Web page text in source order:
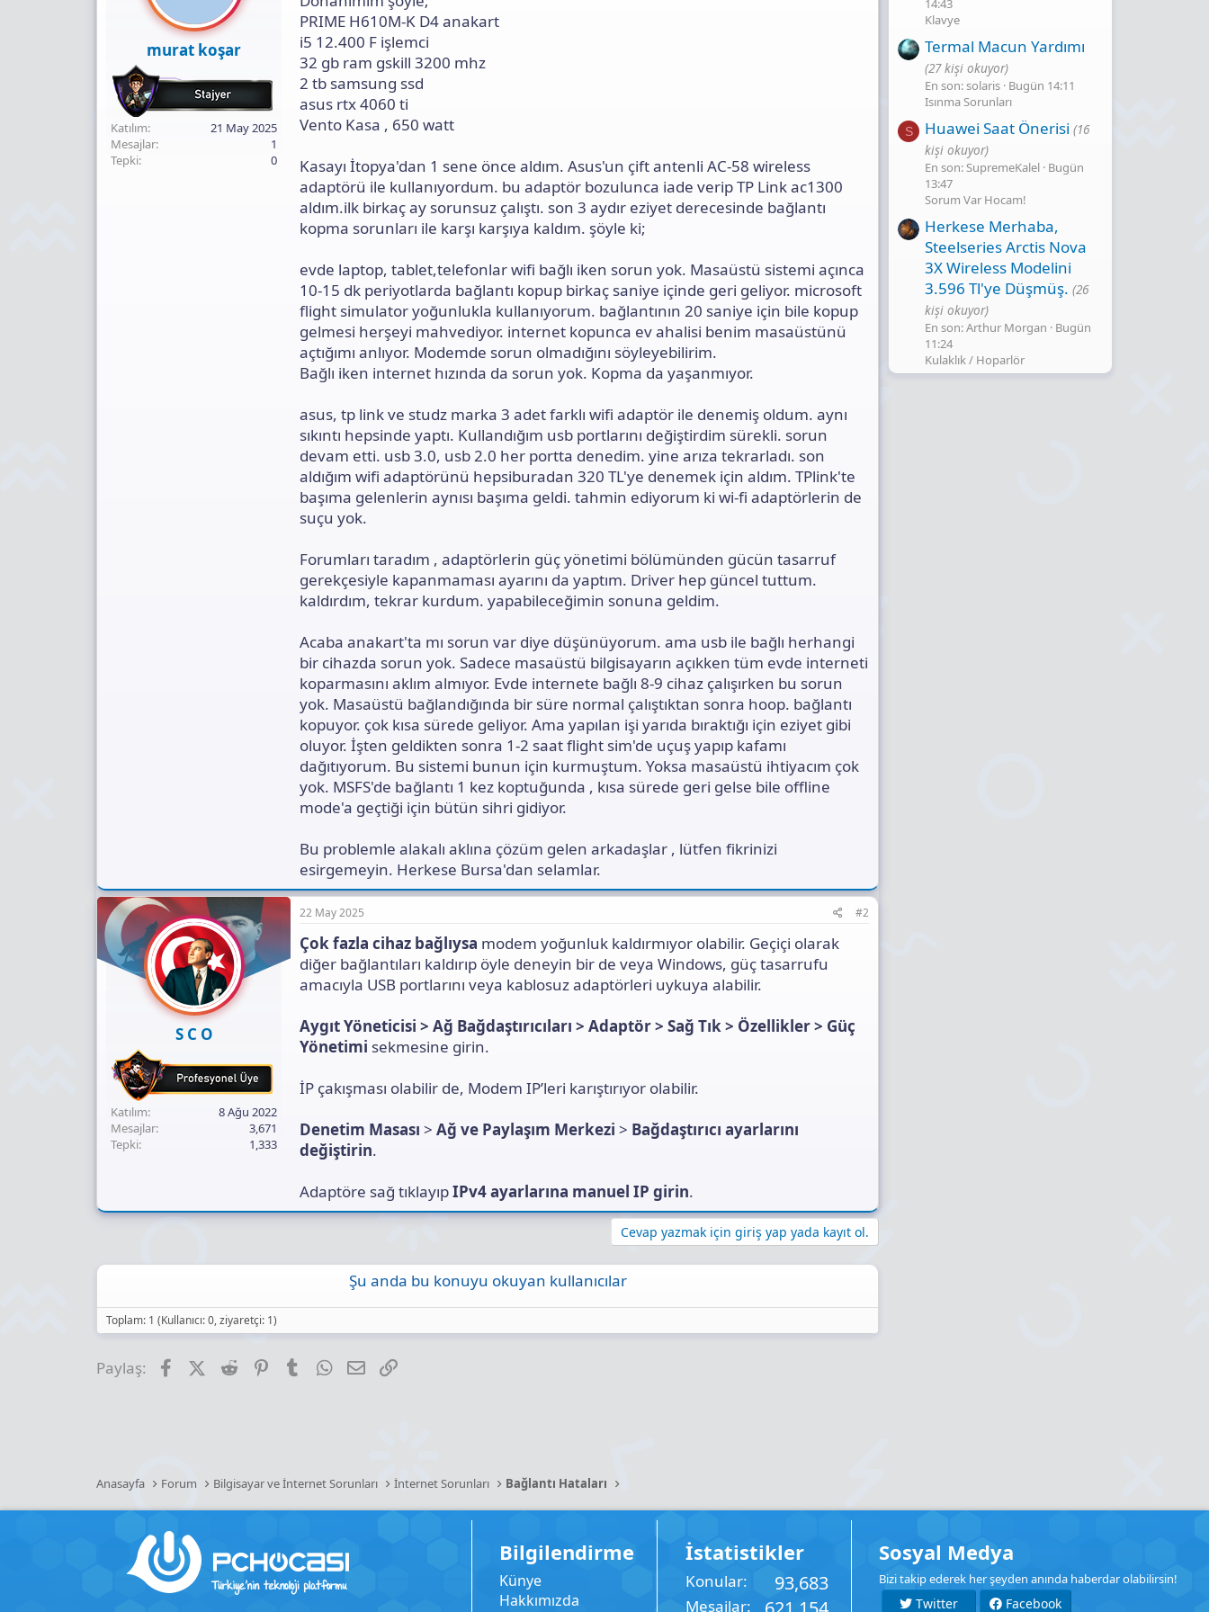
l
murat koşar
Katılım
21 May 2025
Mesajlar
1
Tepki
0
PRIME H610M-K D4 anakart
i5 12.400 F işlemci
32 gb ram gskill 3200 mhz
2 tb samsung ssd
asus rtx 4060 ti
Vento Kasa , 650 watt
Kasayı İtopya'dan 1 sene önce aldım. Asus'un çift antenli AC-58 wireless
adaptörü ile kullanıyordum. bu adaptör bozulunca iade verip TP Link ac1300
aldım.ilk birkaç ay sorunsuz çalıştı. son 3 aydır eziyet derecesinde bağlantı
kopma sorunları ile karşı karşıya kaldım. şöyle ki;
evde laptop, tablet,telefonlar wifi bağlı iken sorun yok. Masaüstü sistemi açınca
10-15 dk periyotlarda bağlantı kopup birkaç saniye içinde geri geliyor. microsoft
flight simulator yoğunlukla kullanıyorum. bağlantının 20 saniye için bile kopup
gelmesi herşeyi mahvediyor. internet kopunca ev ahalisi benim masaüstünü
açtığımı anlıyor. Modemde sorun olmadığını söyleyebilirim.
Bağlı iken internet hızında da sorun yok. Kopma da yaşanmıyor.
asus, tp link ve studz marka 3 adet farklı wifi adaptör ile denemiş oldum. aynı
sıkıntı hepsinde yaptı. Kullandığım usb portlarını değiştirdim sürekli. sorun
devam etti. usb 3.0, usb 2.0 her portta denedim. yine arıza tekrarladı. son
aldığım wifi adaptörünü hepsiburadan 320 TL'ye denemek için aldım. TPlink'te
başıma gelenlerin aynısı başıma geldi. tahmin ediyorum ki wi-fi adaptörlerin de
suçu yok.
Forumları taradım , adaptörlerin güç yönetimi bölümünden gücün tasarruf
gerekçesiyle kapanmaması ayarını da yaptım. Driver hep güncel tuttum.
kaldırdım, tekrar kurdum. yapabileceğimin sonuna geldim.
Acaba anakart'ta mı sorun var diye düşünüyorum. ama usb ile bağlı herhangi
bir cihazda sorun yok. Sadece masaüstü bilgisayarın açıkken tüm evde interneti
koparmasını aklım almıyor. Evde internete bağlı 8-9 cihaz çalışırken bu sorun
yok. Masaüstü bağlandığında bir süre normal çalıştıktan sonra hoop. bağlantı
kopuyor. çok kısa sürede geliyor. Ama yapılan işi yarıda bıraktığı için eziyet gibi
oluyor. İşten geldikten sonra 1-2 saat flight sim'de uçuş yapıp kafamı
dağıtıyorum. Bu sistemi bunun için kurmuştum. Yoksa masaüstü ihtiyacım çok
yok. MSFS'de bağlantı 1 kez koptuğunda , kısa sürede geri gelse bile offline
mode'a geçtiği için bütün sihri gidiyor.
Bu problemle alakalı aklına çözüm gelen arkadaşlar , lütfen fikrinizi
esirgemeyin. Herkese Bursa'dan selamlar.
S C O
Katılım
8 Ağu 2022
Mesajlar
3,671
Tepki
1,333
22 May 2025 #2
Çok fazla cihaz bağlıysa modem yoğunluk kaldırmıyor olabilir. Geçiçi olarak
diğer bağlantıları kaldırıp öyle deneyin bir de veya Windows, güç tasarrufu
amacıyla USB portlarını veya kablosuz adaptörleri uykuya alabilir.
Aygıt Yöneticisi > Ağ Bağdaştırıcıları > Adaptör > Sağ Tık > Özellikler > Güç
Yönetimi sekmesine girin.
İP çakışması olabilir de, Modem IP’leri karıştırıyor olabilir.
Denetim Masası > Ağ ve Paylaşım Merkezi > Bağdaştırıcı ayarlarını
değiştirin.
Adaptöre sağ tıklayıpIPv4 ayarlarına manuel IP girin.
Cevap yazmak için giriş yap yada kayıt ol.
Şu anda bu konuyu okuyan kullanıcılar
Toplam: 1 (Kullanıcı: 0, ziyaretçi: 1)
Paylaş: FacebookX (Twitter)
Reddit PinterestTumblrWhatsApp
E-posta
14:43
Klavye
Termal Macun Yardımı
(27 kişi okuyor)
En son: solaris Bugün 14:11
Isınma Sorunları
S Huawei Saat Önerisi (16
kişi okuyor)
En son: SupremeKalel Bugün
13:47
Sorum Var Hocam!
Herkese Merhaba,
Steelseries Arctis Nova
3X Wireless Modelini
3.596 Tl'ye Düşmüş. (26
kişi okuyor)
En son: Arthur Morgan
Bugün
11:24
Kulaklık / Hoparlör
Anasayfa Forum Bilgisayar ve İnternet Sorunları İnternet Sorunları Bağlantı Hataları
Bilgilendirme
Künye
Hakkımızda
İstatistikler
Konular 93,683
Mesajlar
Sosyal Medya
Bizi takip ederek her şeyden anında haberdar olabilirsin!
Twitter Facebook